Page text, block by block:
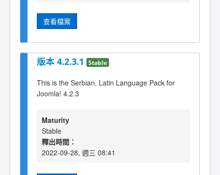
查看檔案
版本 4.2.3.1 Stable
This is the Serbian, Latin Language Pack for
Joomla! 4.2.3
Maturity
Stable
釋出時間：
2022-09-28, 週三 08:41